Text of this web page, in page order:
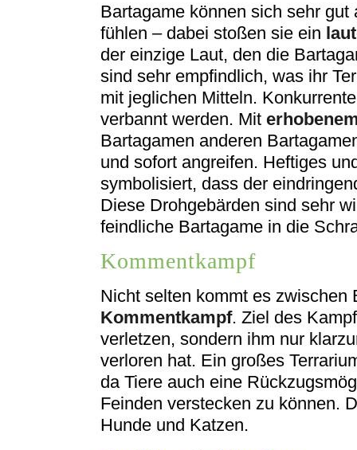
Bartagame können sich sehr
fühlen – dabei stoßen sie ein
der einzige Laut, den die
sind sehr empfindlich, was ihr
mit jeglichen Mitteln.
verbannt werden. Mit
Bartagamen anderen
und sofort angreifen. Heftiges
symbolisiert, dass der
Diese Drohgebärden sind sehr
feindliche Bartagame in die
Kommentkampf
Nicht selten kommt es zwischen
Kommentkampf. Ziel des
verletzen, sondern ihm nur
verloren hat. Ein großes
da Tiere auch eine
Feinden verstecken zu können.
Hunde und Katzen.